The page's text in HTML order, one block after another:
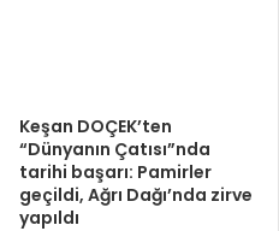
Keşan DOÇEK’ten
“Dünyanın Çatısı”nda
tarihi başarı: Pamirler
geçildi, Ağrı Dağı’nda zirve
yapıldı